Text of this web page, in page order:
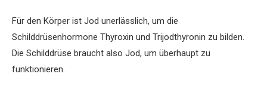
Für den Körper ist Jod unerlässlich, um die
Schilddrüsenhormone Thyroxin und Trijodthyronin zu bilden.
Die Schilddrüse braucht also Jod, um überhaupt zu
funktionieren.